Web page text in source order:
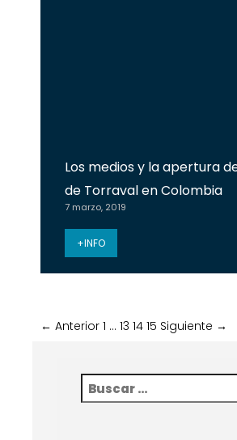
Los medios y la apertura
de Torraval en Colombia
7 marzo, 2019
+INFO
← Anterior 1 … 13 14 15 Siguiente →